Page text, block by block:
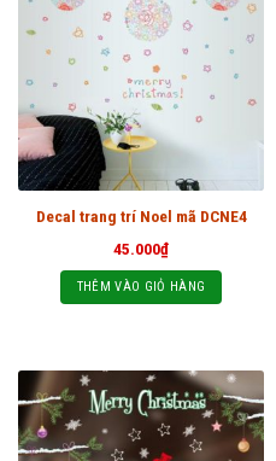
Decal trang trí Noel mã DCNE4
45.000₫
THÊM VÀO GIỎ HÀNG